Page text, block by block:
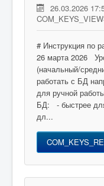
26.03.2026
# Инструкция по
26 марта 2026
(начальный/
работать с БД
для ручной
БД: - быстрее для
дл...